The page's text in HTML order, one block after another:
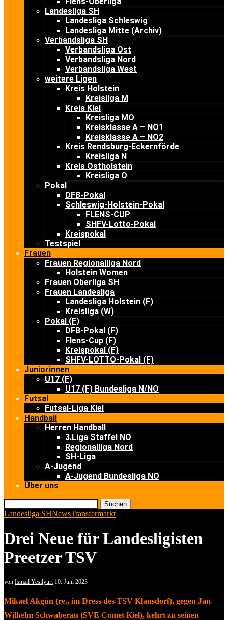
Landesliga SH
Landesliga Schleswig
Landesliga Mitte (Archiv)
Verbandsliga SH
Verbandsliga Ost
Verbandsliga Nord
Verbandsliga West
weitere Ligen
Kreis Holstein
Kreisliga M
Kreis Kiel
Kreisliga MO
Kreisklasse A – NO1
Kreisklasse A – NO2
Kreis Rendsburg-Eckernförde
Kreisliga N
Kreis Ostholstein
Kreisliga O
Pokal
DFB-Pokal
Schleswig-Holstein-Pokal
FLENS-CUP
SHFV-Lotto-Pokal
Kreispokal
Testspiel
Frauen
Frauen Regionalliga Nord
Holstein Women
Frauen Oberliga SH
Frauen Landesliga
Landesliga Holstein (F)
Kreisliga (W)
Pokal (F)
DFB-Pokal (F)
Flens-Cup (F)
Kreispokal (F)
SHFV-LOTTO-Pokal (F)
Juniorinnen
U17 (F)
U17 (F) Bundesliga N/NO
Futsal
Futsal-Liga Kiel
Handball
Herren Handball
3.Liga Staffel NO
Regionalliga Nord
SH-Liga
A-Jugend
A-Jugend Bundesliga NO
Über uns
Suchen
Landesliga SHNewsTransfermarkt
Drei Neue für Landesligisten
Preetzer TSV
von Ismail Yesilyurt 10. Juni 2023
Mikael Akgün (re., im Dress des TSV Klausdorf), gegen Jan-
Wilhelm Schwaberau (SVE Comet Kiel), kehrt zu seinen